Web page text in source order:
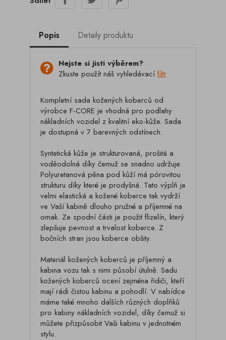
Popis Detaily produktu
Nejste si jisti výběrem?
Zkuste použít náš vyhledávacífiltr
Kompletní sada kožených koberců od
výrobce F-CORE je vhodná pro podlahy
nákladních vozidel z kvalitní eko-kůže. Sada
je dostupná v 7 barevných odstínech.
Syntetická kůže je strukturovaná, prošitá a
voděodolná díky čemuž se snadno udržuje.
Polyuretanová pěna pod kůží má pórovitou
strukturu díky které je prodyšná. Tato výplň je
velmi elastická a kožené koberce tak vydrží
ve Vaší kabině dlouho pružné a příjemné na
omak. Ze spodní části je použit flizelín, který
zlepšuje pevnost a trvalost koberce. Z
bočních stran jsou koberce obšity.
Materiál kožených koberců je příjemný a
kabina vozu tak s nimi působí útulně. Sadu
kožených koberců ocení zejména řidiči, kteří
mají rádi čistou kabinu a pohodlí. V nabídce
máme také mnoho dalších různých doplňků
pro kabiny nákladních vozidel, díky čemuž si
můžete přizpůsobit Vaši kabinu v jednotném
stylu.